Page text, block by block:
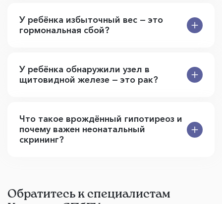
У ребёнка избыточный вес — это
гормональная сбой?
У ребёнка обнаружили узел в
щитовидной железе — это рак?
Что такое врождённый гипотиреоз и
почему важен неонатальный
скрининг?
Обратитесь к специалистам